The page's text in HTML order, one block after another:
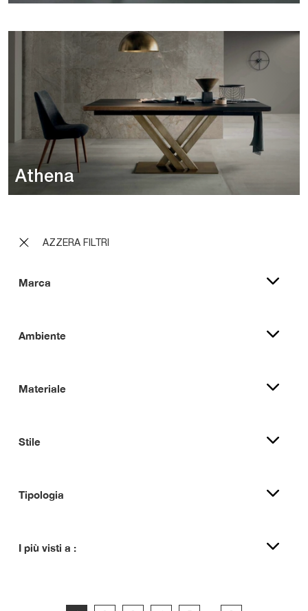
AZZERA FILTRI
Marca
Ambiente
Materiale
Stile
Tipologia
I più visti a :
Athena